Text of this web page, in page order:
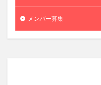
メンバー募集